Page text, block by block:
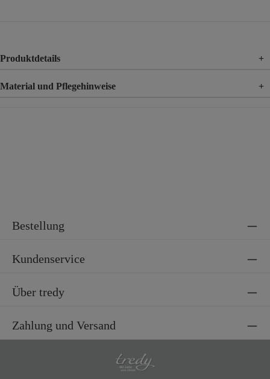
Produktdetails +
Material und Pflegehinweise +
Bestellung
Kundenservice
Über tredy
Zahlung und Versand